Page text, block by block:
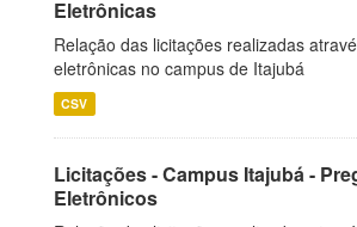
Eletrônicas
Relação das licitações realizadas
eletrônicas no campus de Itajubá
CSV
Licitações - Campus Itajubá -
Eletrônicos